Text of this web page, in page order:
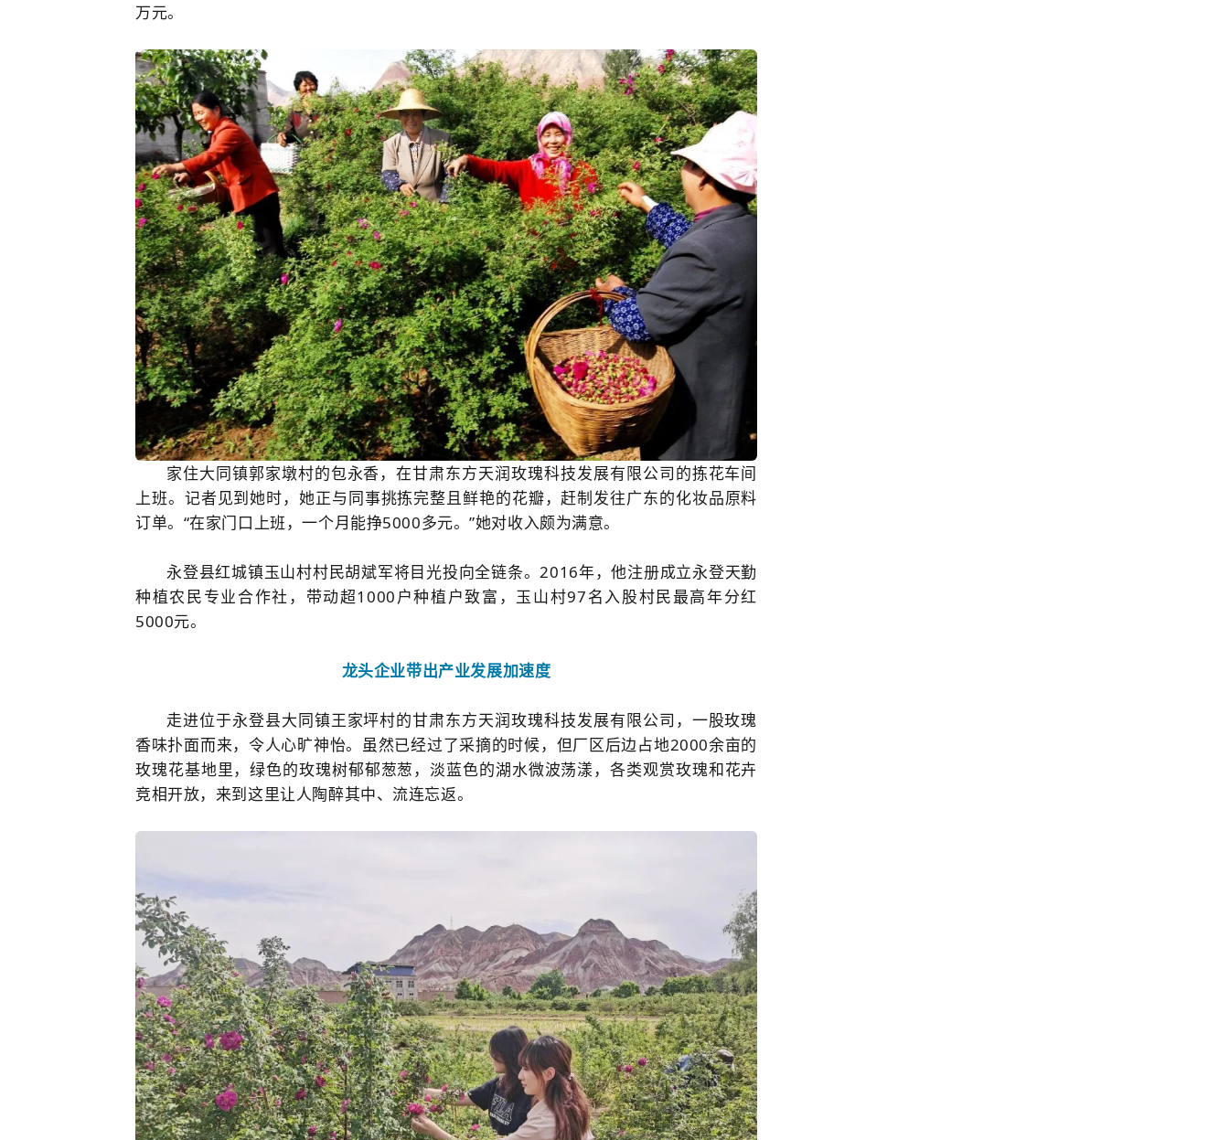
万元。
家住大同镇郭家墩村的包永香，在甘肃东方天润玫瑰科技发展有限公司的拣花车间
上班。记者见到她时，她正与同事挑拣完整且鲜艳的花瓣，赶制发往广东的化妆品原料
订单。“在家门口上班，一个月能挣5000多元。”她对收入颇为满意。
永登县红城镇玉山村村民胡斌军将目光投向全链条。2016年，他注册成立永登天勤
种植农民专业合作社，带动超1000户种植户致富，玉山村97名入股村民最高年分红
5000元。
龙头企业带出产业发展加速度
走进位于永登县大同镇王家坪村的甘肃东方天润玫瑰科技发展有限公司，一股玫瑰
香味扑面而来，令人心旷神怡。虽然已经过了采摘的时候，但厂区后边占地2000余亩的
玫瑰花基地里，绿色的玫瑰树郁郁葱葱，淡蓝色的湖水微波荡漾，各类观赏玫瑰和花卉
竞相开放，来到这里让人陶醉其中、流连忘返。